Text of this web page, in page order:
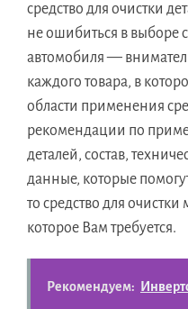
средство для очистки
не ошибиться в выборе
автомобиля —
каждого товара, в
области применения
рекомендации по
деталей, состав,
данные, которые
то средство для
которое Вам требуется.
Рекомендуем: